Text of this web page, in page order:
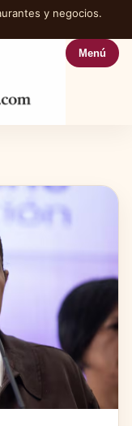
y negocios.
Menú